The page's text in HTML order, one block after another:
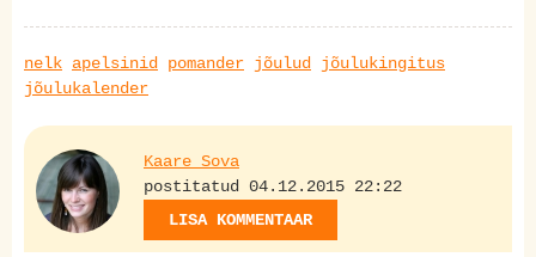
nelk apelsinid pomander jõulud jõulukingitus
jõulukalender
Kaare Sova
postitatud 04.12.2015 22:22
LISA KOMMENTAAR